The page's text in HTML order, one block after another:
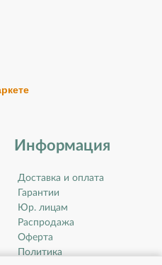
Информация
Доставка и оплата
Гарантии
Юр. лицам
Распродажа
Оферта
Политика